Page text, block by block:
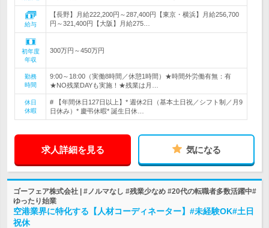
給与
【長野】月給222,200円～287,400円【東京・横浜】月給256,700
円～321,400円【大阪】月給275…
初年度
年収
300万円～450万円
勤務
時間
9:00～18:00（実働8時間／休憩1時間）★時間外労働有無：有
★NO残業DAYも実施！★残業は月…
休日
休暇
# 【年間休日127日以上】* 週休2日（基本土日祝／シフト制／月9
日休み）* 慶弔休暇* 誕生日休…
求人詳細を見る 気になる
ゴーフェア株式会社 | #ノルマなし #残業少なめ #20代の転職者多数活躍中#
ゆったり始業
空港業界に特化する【人材コーディネーター】#未経験OK#土日
祝休